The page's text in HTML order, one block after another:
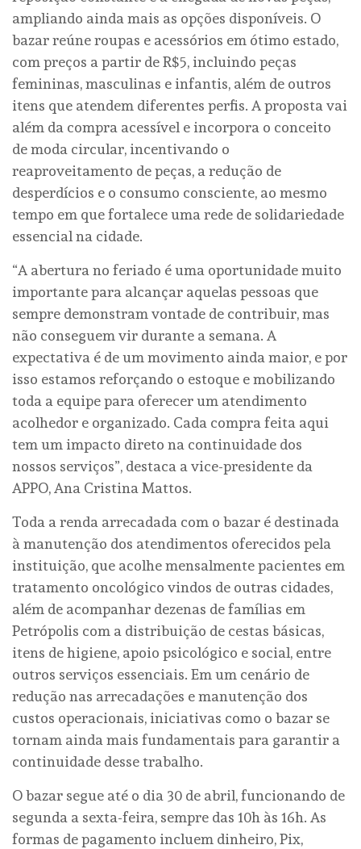
ampliando ainda mais as opções disponíveis. O
bazar reúne roupas e acessórios em ótimo estado,
com preços a partir de R$5, incluindo peças
femininas, masculinas e infantis, além de outros
itens que atendem diferentes perfis. A proposta vai
além da compra acessível e incorpora o conceito
de moda circular, incentivando o
reaproveitamento de peças, a redução de
desperdícios e o consumo consciente, ao mesmo
tempo em que fortalece uma rede de solidariedade
essencial na cidade.
“A abertura no feriado é uma oportunidade muito
importante para alcançar aquelas pessoas que
sempre demonstram vontade de contribuir, mas
não conseguem vir durante a semana. A
expectativa é de um movimento ainda maior, e por
isso estamos reforçando o estoque e mobilizando
toda a equipe para oferecer um atendimento
acolhedor e organizado. Cada compra feita aqui
tem um impacto direto na continuidade dos
nossos serviços”, destaca a vice-presidente da
APPO, Ana Cristina Mattos.
Toda a renda arrecadada com o bazar é destinada
à manutenção dos atendimentos oferecidos pela
instituição, que acolhe mensalmente pacientes em
tratamento oncológico vindos de outras cidades,
além de acompanhar dezenas de famílias em
Petrópolis com a distribuição de cestas básicas,
itens de higiene, apoio psicológico e social, entre
outros serviços essenciais. Em um cenário de
redução nas arrecadações e manutenção dos
custos operacionais, iniciativas como o bazar se
tornam ainda mais fundamentais para garantir a
continuidade desse trabalho.
O bazar segue até o dia 30 de abril, funcionando de
segunda a sexta-feira, sempre das 10h às 16h. As
formas de pagamento incluem dinheiro, Pix,